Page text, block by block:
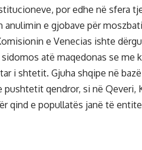
por edhe në sfera
anulimin e gjobave për
e Venecias ishte
atë maqedonas se me
i shtetit. Gjuha shqipe në
pushtetit qendror, si në Qeveri,
qind e popullatës janë të